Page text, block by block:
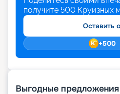
получите 500 Круизных
Оставить
+500
Выгодные